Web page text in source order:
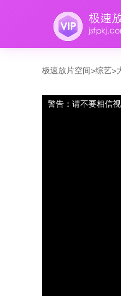
极速放片空间>综艺>
警告：请不要相信